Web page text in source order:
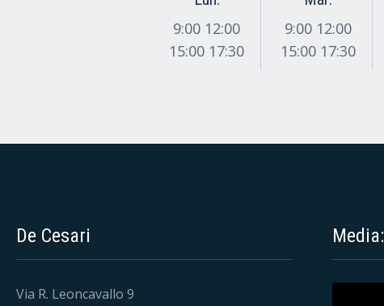
9:00 12:00
15:00 17:30
9:00 12:00
15:00 17:30
De Cesari
Via R. Leoncavallo 9
Media: